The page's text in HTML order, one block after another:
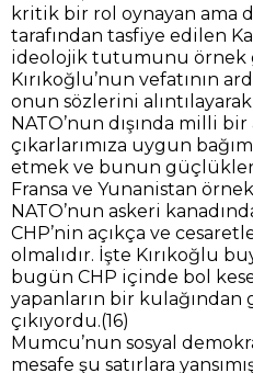
kritik bir rol oynayan ama
tarafından tasfiye edilen
ideolojik tutumunu örnek
Kırıkoğlu’nun vefatının
onun sözlerini
NATO’nun dışında milli
çıkarlarımıza uygun
etmek ve bunun
Fransa ve Yunanistan
NATO’nun askeri
CHP’nin açıkça ve
olmalıdır. İşte Kırıkoğlu
bugün CHP içinde bol
yapanların bir
çıkıyordu.(16)
Mumcu’nun sosyal
mesafe şu satırlara